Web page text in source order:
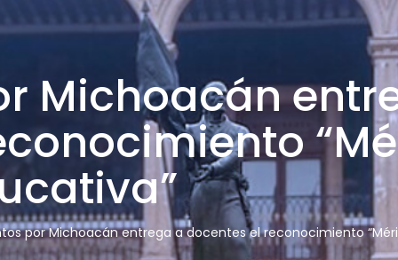
Michoacán
por Michoacán entrega a docentes el reconocimiento